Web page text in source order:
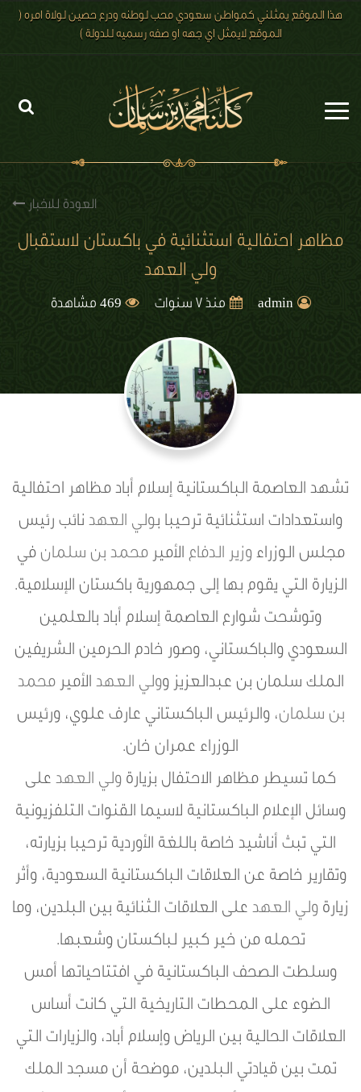
هذا الموقع يمثلني كمواطن سعودي محب لوطنه ودرع حصين لولاة امره (
الموقع لايمثل اي جهه او صفه رسميه للدولة )
رؤية 2030
العودة للاخبار
مظاهر احتفالية استثنائية في باكستان لاستقبال
ولي العهد
admin منذ 7 سنوات 469 مشاهدة
تشهد العاصمة الباكستانية إسلام أباد مظاهر احتفالية
واستعدادات استثنائية ترحيبا بولي العهد نائب رئيس
مجلس الوزراءوزير الدفاع الأميرمحمد بن سلمان في
الزيارة التي يقوم بها إلى جمهورية باكستان الإسلامية.
وتوشحت شوارع العاصمة إسلام أباد بالعلمين
السعودي والباكستاني، وصور خادم الحرمين الشريفين
الملك سلمان بن عبدالعزيز وولي العهد الأميرمحمد
بن سلمان، والرئيس الباكستاني عارف علوي، ورئيس
الوزراء عمران خان.
كما تسيطر مظاهر الاحتفال بزيارة ولي العهد على
وسائل الإعلام الباكستانية لاسيما القنوات التلفزيونية
التي تبث أناشيد خاصة باللغة الأوردية ترحيبا بزيارته،
وتقارير خاصة عن العلاقات الباكستانية السعودية، وأثر
زيارة ولي العهد على العلاقات الثنائية بين البلدين، وما
تحمله من خير كبير لباكستان وشعبها.
وسلطت الصحف الباكستانية في افتتاحياتها أمس
الضوء على المحطات التاريخية التي كانت أساس
العلاقات الحالية بين الرياض وإسلام أباد، والزيارات التي
تمت بين قيادتي البلدين، موضحة أن مسجد الملك